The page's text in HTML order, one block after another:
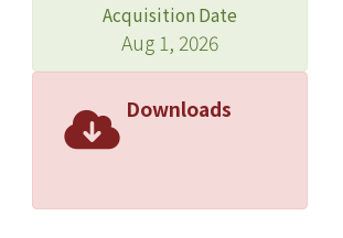
Acquisition Date
Aug 1, 2026
Downloads